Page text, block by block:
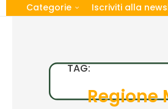
Categorie Iscriviti alla
TAG:
Regione